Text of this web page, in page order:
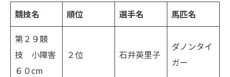
競技名 順位 選手名
馬匹名
第２９競
技 小障害
６０cm
２位 石井英里子
ダノンタイ
ガー